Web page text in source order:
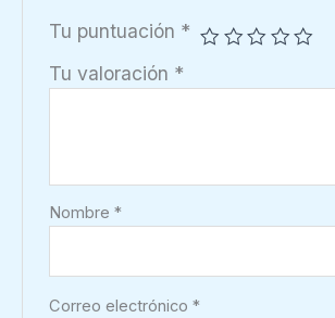
Tu puntuación *
Tu valoración *
Nombre*
Correo electrónico*